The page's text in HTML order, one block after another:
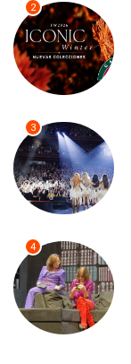
2
3
4